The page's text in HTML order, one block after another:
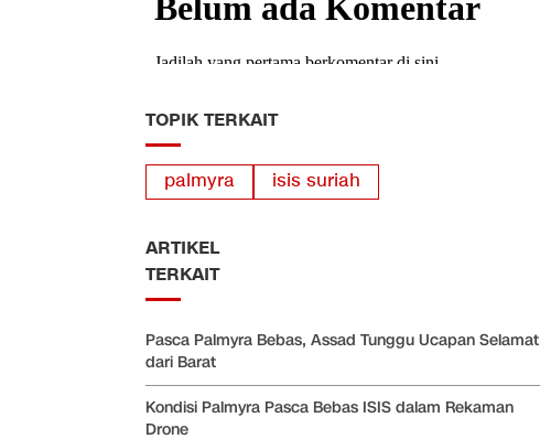
TOPIK TERKAIT
palmyra isis suriah
ARTIKEL
TERKAIT
Pasca Palmyra Bebas, Assad Tunggu Ucapan Selamat
dari Barat
Kondisi Palmyra Pasca Bebas ISIS dalam Rekaman
Drone